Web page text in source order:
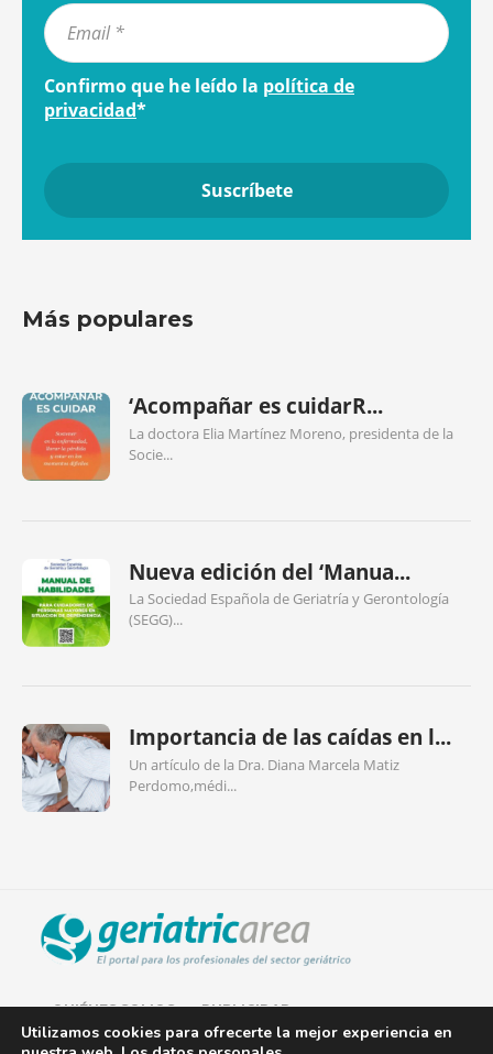
Confirmo que he leído la política de
privacidad*
Más populares
‘Acompañar es cuidarR...
La doctora Elia Martínez Moreno, presidenta de la
Socie...
Nueva edición del ‘Manua...
La Sociedad Española de Geriatría y Gerontología
(SEGG)...
Importancia de las caídas en l...
Un artículo de la Dra. Diana Marcela Matiz
Perdomo,médi...
QUIÉNES SOMOS PUBLICIDAD
Utilizamos cookies para ofrecerte la mejor experiencia en